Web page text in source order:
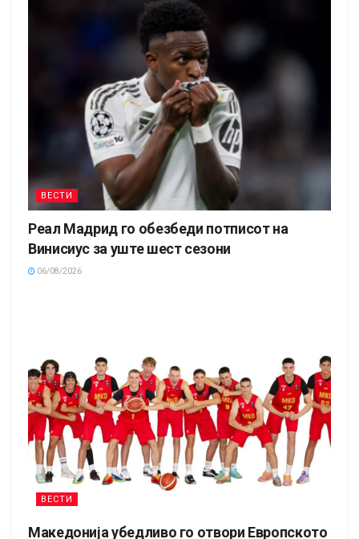
ВЕСТИ
Реал Мадрид го обезбеди потписот на
Винисиус за уште шест сезони
06/08/2026
ВЕСТИ
Македонија убедливо го отвори Европското